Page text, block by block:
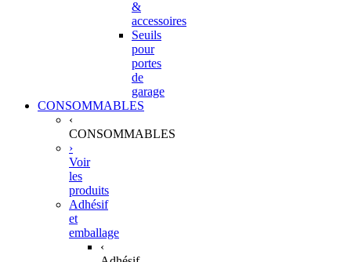
&
accessoires
Seuils
pour
portes
de
garage
CONSOMMABLES
‹
CONSOMMABLES
›
Voir
les
produits
Adhésif
et
emballage
‹